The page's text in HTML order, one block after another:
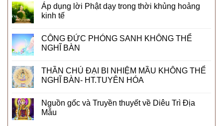
Áp dụng lời Phật dạy trong thời khủng hoảng
kinh tế
CÔNG ĐỨC PHÓNG SANH KHÔNG THỂ
NGHĨ BÀN
THẦN CHÚ ĐẠI BI NHIỆM MẦU KHÔNG THỂ
NGHĨ BÀN- HT.TUYÊN HÓA
Nguồn gốc và Truyền thuyết về Diêu Trì Địa
Mẫu